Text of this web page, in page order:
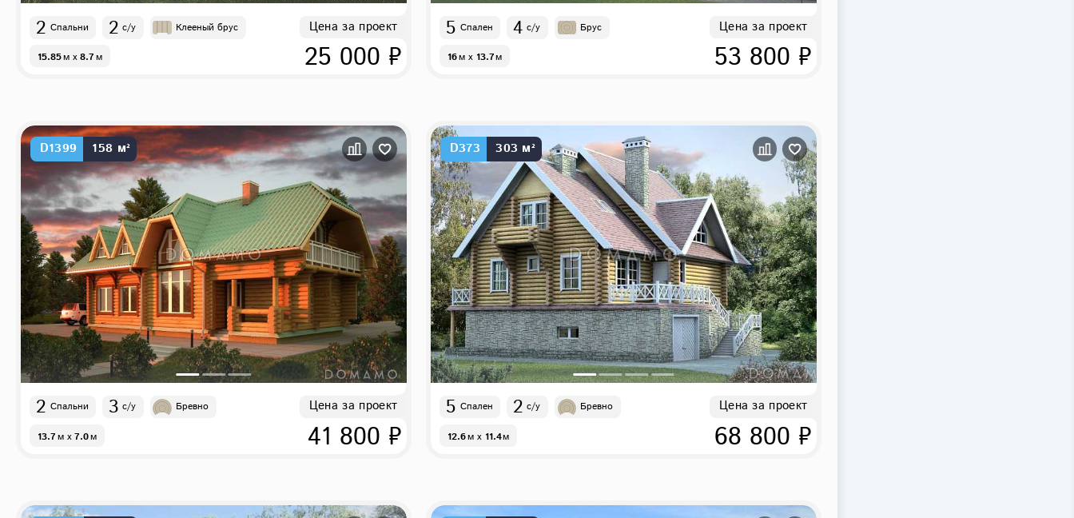
2 Спальни 2 с/у Клееный брус
15.85м x 8.7м
Цена за проект
25 000 ₽
5 Спален 4 с/у Брус
16м x 13.7м
Цена за проект
53 800 ₽
D1399 158 м²
2 Спальни 3 с/у Бревно
13.7м x 7.0м
Цена за проект
41 800 ₽
D373 303 м²
5 Спален 2 с/у Бревно
12.6м x 11.4м
Цена за проект
68 800 ₽